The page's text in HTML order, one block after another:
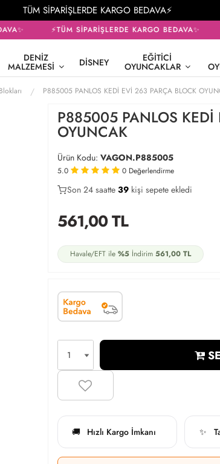
TÜM SİPARİŞLERDE KARGO BEDAVA⚡
⚡TÜM SİPARİŞLERDE KARGO BEDAVA✨
DENIZ
MALZEMESI DISNEY EĞITICI
OYUNCAKLAR
P885005 PANLOS KEDİ EVİ 263 PARÇA BLOCK
P885005 PANLOS
OYUNCAK
Ürün Kodu: VAGON.P885005
5.0 0 Değerlendirme
22
Son 24 saatte 39kişi sepete ekledi
17
561,00TL
Havale/EFT ile %5İndirim 561,00TL
🚚 Hızlı Kargo İmkanı ✨